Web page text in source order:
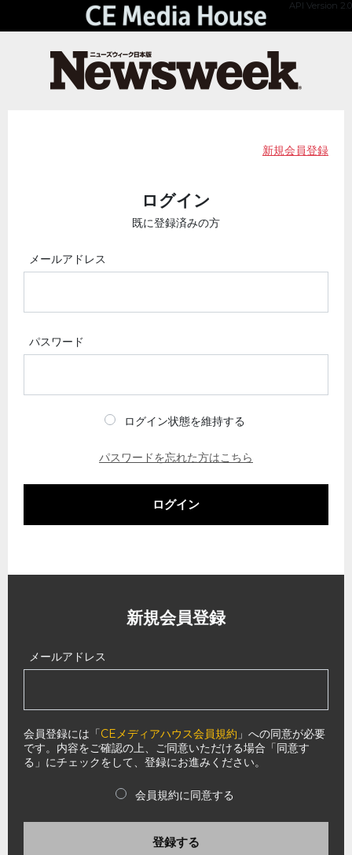
API Version 2.0
新規会員登録
ログイン
既に登録済みの方
メールアドレス
パスワード
ログイン状態を維持する
パスワードを忘れた方はこちら
ログイン
新規会員登録
メールアドレス
会員登録には「CEメディアハウス会員規約 」への同意が必要
です。内容をご確認の上、ご同意いただける場合「同意す
る」にチェックをして、登録にお進みください。
会員規約に同意する
登録する